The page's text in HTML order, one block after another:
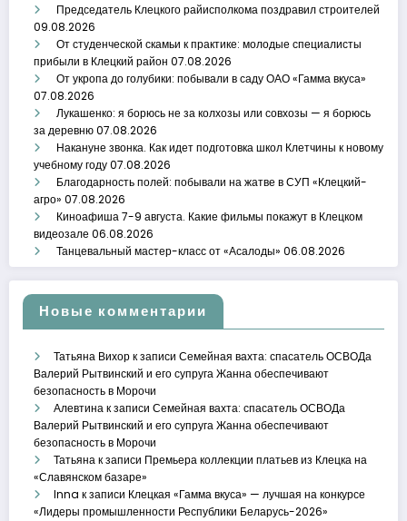
Председатель Клецкого райисполкома поздравил строителей
09.08.2026
От студенческой скамьи к практике: молодые специалисты
прибыли в Клецкий район 07.08.2026
От укропа до голубики: побывали в саду ОАО «Гамма вкуса»
07.08.2026
Лукашенко: я борюсь не за колхозы или совхозы — я борюсь
за деревню07.08.2026
Накануне звонка. Как идет подготовка школ Клетчины к новому
учебному году07.08.2026
Благодарность полей: побывали на жатве в СУП «Клецкий-
агро» 07.08.2026
Киноафиша 7-9 августа. Какие фильмы покажут в Клецком
видеозале 06.08.2026
Танцевальный мастер-класс от «Асалоды» 06.08.2026
Новые комментарии
Татьяна Вихорк записи Семейная вахта: спасатель ОСВОДа
Валерий Рытвинский и его супруга Жанна обеспечивают
безопасность в Морочи
Алевтинак записи Семейная вахта: спасатель ОСВОДа
Валерий Рытвинский и его супруга Жанна обеспечивают
безопасность в Морочи
Татьянак записи Премьера коллекции платьев из Клецка на
«Славянском базаре»
Inna к записи Клецкая «Гамма вкуса» — лучшая на конкурсе
«Лидеры промышленности Республики Беларусь-2026»